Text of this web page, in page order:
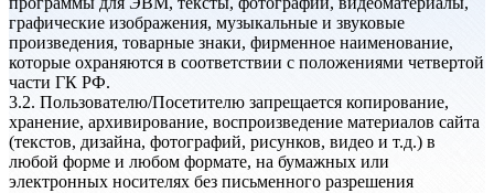
графические изображения, музыкальные и звуковые
произведения, товарные знаки, фирменное наименование,
которые охраняются в соответствии с положениями четвертой
части ГК РФ.
3.2. Пользователю/Посетителю запрещается копирование,
хранение, архивирование, воспроизведение материалов сайта
(текстов, дизайна, фотографий, рисунков, видео и т.д.) в
любой форме и любом формате, на бумажных или
электронных носителях без письменного разрешения